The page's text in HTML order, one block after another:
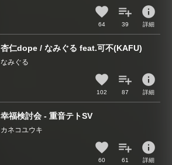
64 39
info
詳細
杏仁dope / なみぐる feat.可不(KAFU)
なみぐる
102 87
info
詳細
幸福検討会 - 重音テトSV
カネコユウキ
60 61
info
詳細